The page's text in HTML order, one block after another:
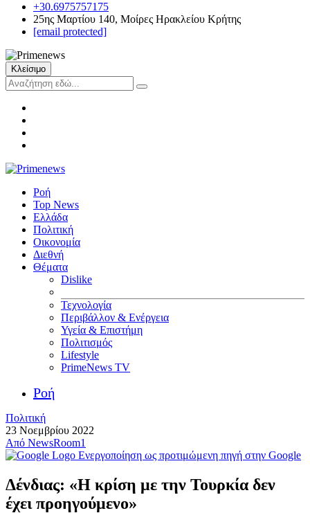
+30.6975757175
25ης Μαρτίου 140, Μοίρες Ηρακλείου Κρήτης
[email protected]
Κλείσιμο
Ροή
Top News
Ελλάδα
Πολιτική
Οικονομία
Διεθνή
Θέματα
Dislike
Τεχνολογία
Περιβάλλον & Ενέργεια
Υγεία & Επιστήμη
Πολιτισμός
Lifestyle
PrimeNews TV
Ροή
Πολιτική
23 Νοεμβρίου 2022
Από NewsRoom1
Ενεργοποίηση ως προτιμώμενη πηγή στην Google
Δένδιας: «Η κρίση με την Τουρκία δεν
έχει προηγούμενο»